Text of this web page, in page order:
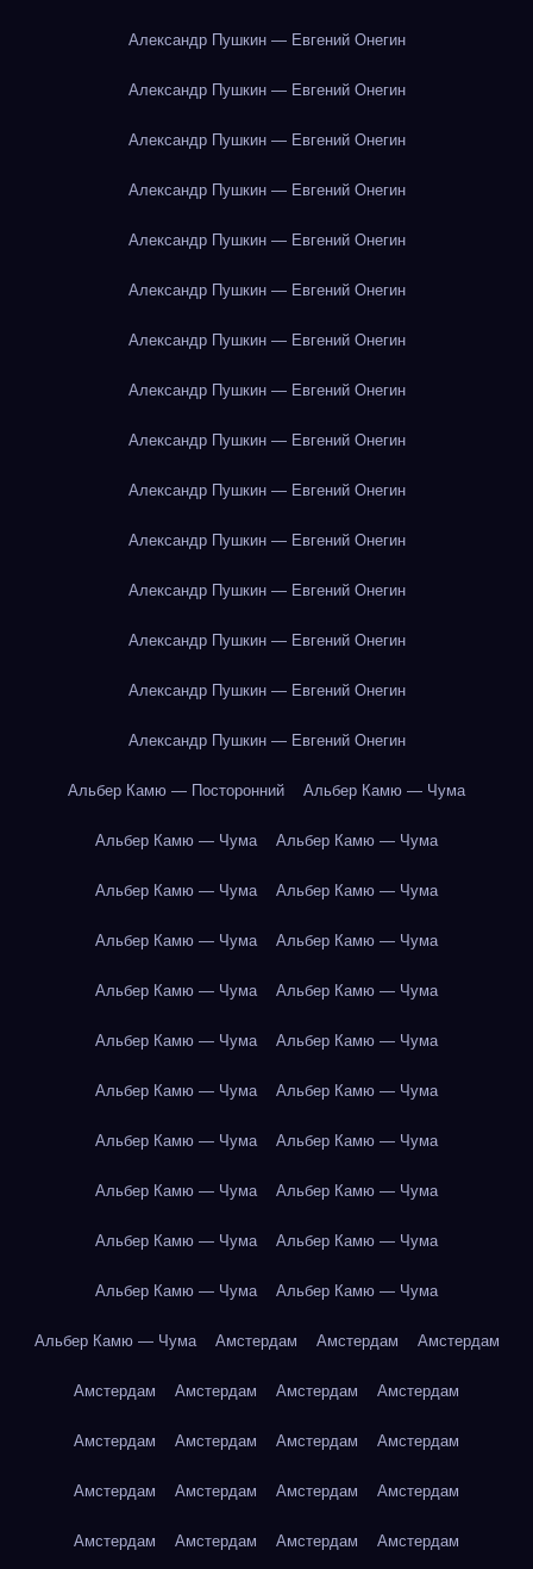
Александр Пушкин — Евгений Онегин
Александр Пушкин — Евгений Онегин
Александр Пушкин — Евгений Онегин
Александр Пушкин — Евгений Онегин
Александр Пушкин — Евгений Онегин
Александр Пушкин — Евгений Онегин
Александр Пушкин — Евгений Онегин
Александр Пушкин — Евгений Онегин
Александр Пушкин — Евгений Онегин
Александр Пушкин — Евгений Онегин
Александр Пушкин — Евгений Онегин
Александр Пушкин — Евгений Онегин
Александр Пушкин — Евгений Онегин
Александр Пушкин — Евгений Онегин
Александр Пушкин — Евгений Онегин
Альбер Камю — Посторонний Альбер Камю — Чума
Альбер Камю — Чума Альбер Камю — Чума
Альбер Камю — Чума Альбер Камю — Чума
Альбер Камю — Чума Альбер Камю — Чума
Альбер Камю — Чума Альбер Камю — Чума
Альбер Камю — Чума Альбер Камю — Чума
Альбер Камю — Чума Альбер Камю — Чума
Альбер Камю — Чума Альбер Камю — Чума
Альбер Камю — Чума Альбер Камю — Чума
Альбер Камю — Чума Альбер Камю — Чума
Альбер Камю — Чума Альбер Камю — Чума
Альбер Камю — Чума Амстердам Амстердам Амстердам
Амстердам Амстердам Амстердам Амстердам
Амстердам Амстердам Амстердам Амстердам
Амстердам Амстердам Амстердам Амстердам
Амстердам Амстердам Амстердам Амстердам